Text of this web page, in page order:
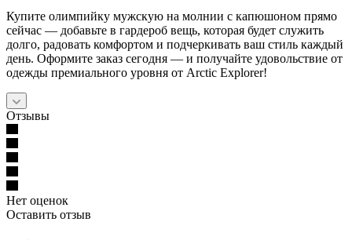
Купите олимпийку мужскую на молнии с капюшоном прямо
сейчас — добавьте в гардероб вещь, которая будет служить
долго, радовать комфортом и подчеркивать ваш стиль каждый
день. Оформите заказ сегодня — и получайте удовольствие от
одежды премиального уровня от Arctic Explorer!
Отзывы
Нет оценок
Оставить отзыв